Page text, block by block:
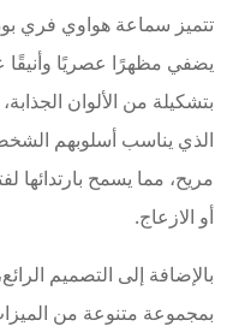
يضفي مظهرًا عصريًا وأنيقًا
بتشكيلة من الألوان
الذي يناسب أسلوبهم
مريح، مما يسمح
أو الازعاج.
بمجموعة متنوعة من الميزات